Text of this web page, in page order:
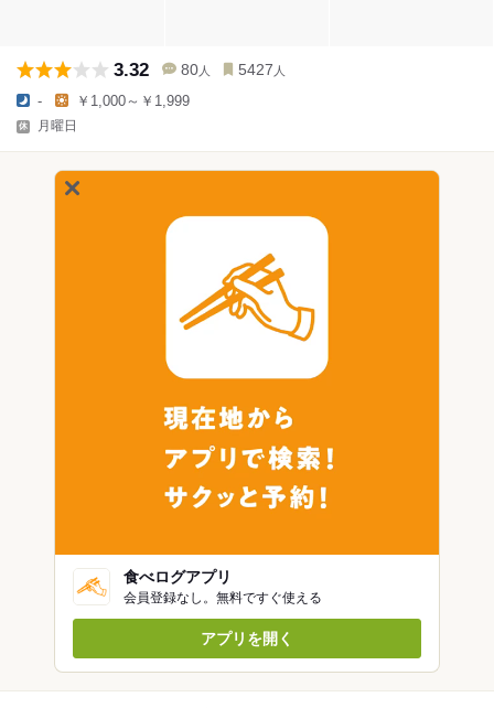
3.32 80 人 5427 人
- ￥1,000～￥1,999
月曜日
食べログアプリ
会員登録なし。無料ですぐ使える
アプリを開く